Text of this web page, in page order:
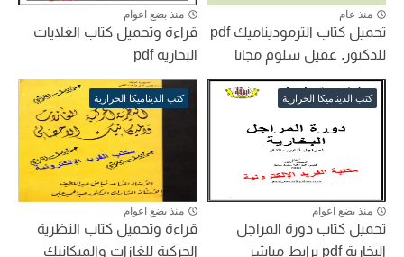
منذ عام
تحميل كتاب الترموديناميك pdf
للدكتور. عقيل سلوم مجانا
منذ بضع اعوام
قراءة وتحميل كتاب الغلايات
البخارية pdf
كتب الديناميكا الحرارية
منذ بضع اعوام
تحميل كتاب دورة المراجل
البخارية pdf برابط مباشر
كتب الديناميكا الحرارية
منذ بضع اعوام
قراءة وتحميل كتاب النظرية
الحركية للغازات والميكانيك